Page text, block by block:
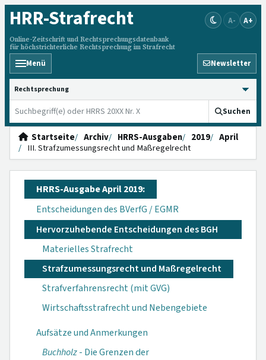
HRR-Strafrecht
Online-Zeitschrift und Rechtsprechungsdatenbank
für höchstrichterliche Rechtsprechung im Strafrecht
A- A+
Menü Newsletter
HRRS durchsuchen
Suchen
Startseite Archiv HRRS-Ausgaben 2019
April
III. Strafzumessungsrecht und Maßregelrecht
HRRS-Ausgabe April 2019:
Entscheidungen des BVerfG / EGMR
Hervorzuhebende Entscheidungen des BGH
Materielles Strafrecht
Strafzumessungsrecht und Maßregelrecht
Strafverfahrensrecht (mit GVG)
Wirtschaftsstrafrecht und Nebengebiete
Aufsätze und Anmerkungen
Buchholz- Die Grenzen der